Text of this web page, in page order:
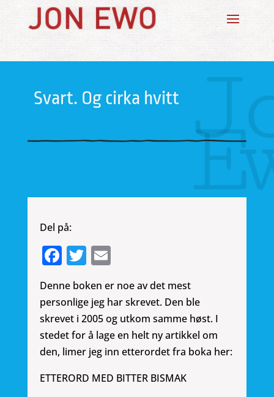
Svart. Og cirka hvitt
Del på:
Facebook
Twitter
Email
Denne boken er noe av det mest
personlige jeg har skrevet. Den ble
skrevet i 2005 og utkom samme høst. I
stedet for å lage en helt ny artikkel om
den, limer jeg inn etterordet fra boka her:
ETTERORD MED BITTER BISMAK